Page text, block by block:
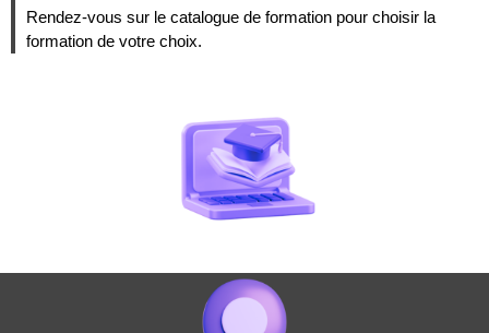
Rendez-vous sur le catalogue de formation pour choisir la
formation de votre choix.